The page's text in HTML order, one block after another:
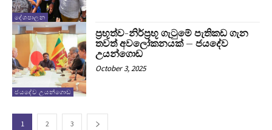
දේශපාලන
ජයදේව උයන්ගොඩ
ප්‍රභූත්ව-නිර්ප්‍රභූ ගැටුමේ පැතිකඩ ගැන
තවත් අවලෝකනයක් – ජයදේව
උයන්ගොඩ
October 3, 2025
1 2 3